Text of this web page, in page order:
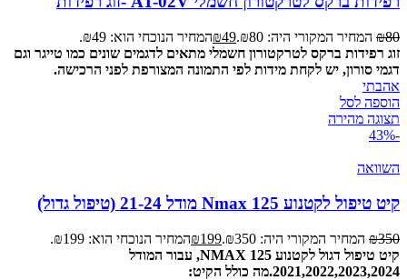
₪80 המחיר המקורי היה: ₪80. ₪49
המחיר הנוכחי הוא: ₪49.
זוג רפידות ברקס לטרקטורון חשמלי מתאים לדגמים שונים כמו טייגר וגם
דגמי סורון, יש לקחת מידות לפי התמונה המצורפת לפני הרכישה.
אהבתי
הוספה לסל
תצוגה מהירה
-43%
השוואה
קיט טיפול לקטנוע Nmax 125 מודל 21-24 (טיפול גדול)
₪350 המחיר המקורי היה: ₪350. ₪199
המחיר הנוכחי הוא: ₪199.
קיט טיפול דגול לקטנוע NMAX 125, עבור המודל
2021,2022,2023,2024. מה כולל הקיט: